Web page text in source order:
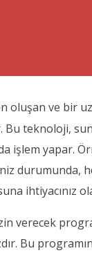
oluşan ve bir
Bu teknoloji,
işlem yapar.
durumunda,
ihtiyacınız
verecek
Bu